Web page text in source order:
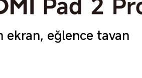
ekran, eğlence tavan